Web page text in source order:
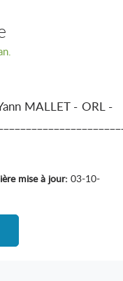
MALLET - ORL -
mise à jour: 03-10-